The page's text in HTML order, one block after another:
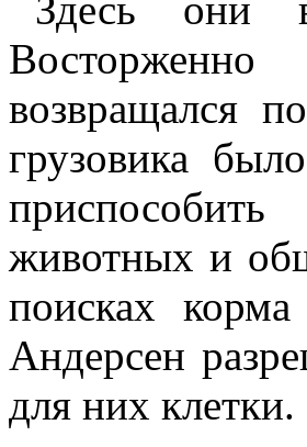
Здесь они
возвращался
грузовика
животных и
поисках
Андерсен
для них клетки.